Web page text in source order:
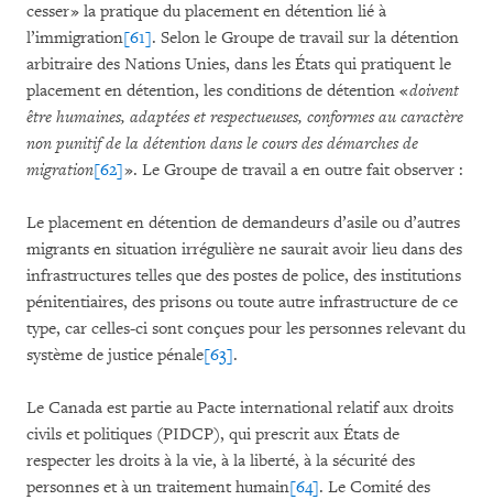
cesser » la pratique du placement en détention lié à
l’immigration[61]. Selon le Groupe de travail sur la détention
arbitraire des Nations Unies, dans les États qui pratiquent le
placement en détention, les conditions de détention «doivent
être humaines, adaptées et respectueuses, conformes au caractère
non punitif de la détention dans le cours des démarches de
migration[62]». Le Groupe de travail a en outre fait observer :
Le placement en détention de demandeurs d’asile ou d’autres
migrants en situation irrégulière ne saurait avoir lieu dans des
infrastructures telles que des postes de police, des institutions
pénitentiaires, des prisons ou toute autre infrastructure de ce
type, car celles-ci sont conçues pour les personnes relevant du
système de justice pénale[63].
Le Canada est partie au Pacte international relatif aux droits
civils et politiques (PIDCP), qui prescrit aux États de
respecter les droits à la vie, à la liberté, à la sécurité des
personnes et à un traitement humain[64]. Le Comité des